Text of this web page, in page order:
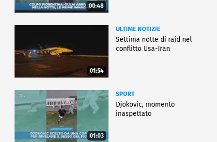
00:48
01:54
ULTIME NOTIZIE
Settima notte di raid nel
conflitto Usa-Iran
01:03
SPORT
Djokovic, momento
inaspettato